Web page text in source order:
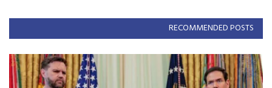
RECOMMENDED POSTS